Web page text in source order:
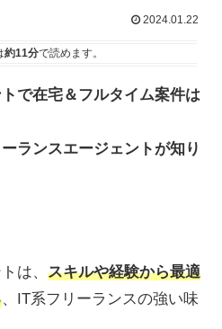
2024.01.22
約11分で読めます。
で在宅＆フルタイム案件は
ランスエージェントが知り
は、 スキルや経験から最適
、IT系フリーランスの強い味